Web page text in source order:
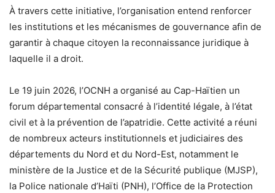
À travers cette initiative, l’organisation entend renforcer
les institutions et les mécanismes de gouvernance afin de
garantir à chaque citoyen la reconnaissance juridique à
laquelle il a droit.
Le 19 juin 2026, l’OCNH a organisé au Cap-Haïtien un
forum départemental consacré à l’identité légale, à l’état
civil et à la prévention de l’apatridie. Cette activité a réuni
de nombreux acteurs institutionnels et judiciaires des
départements du Nord et du Nord-Est, notamment le
ministère de la Justice et de la Sécurité publique (MJSP),
la Police nationale d’Haïti (PNH), l’Office de la Protection